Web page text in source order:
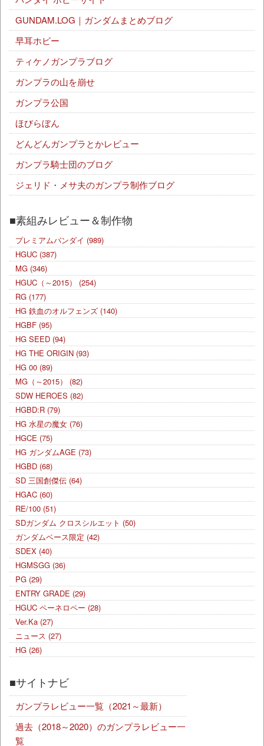
GUNDAM.LOG｜ガンダムまとめブログ
早耳ホビー
ティケノガンプラブログ
ガンプラの山を崩せ
ガンプラ公国
ほびらぼん
どんどんガンプラとかレビュー
ガンプラ騎士団のブログ
ジェリド・メサ夫のガンプラ制作ブログ
■素組みレビュー＆制作物
プレミアムバンダイ (989)
HGUC (387)
MG (346)
HGUC（～2015）
(254)
RG (177)
HG 鉄血のオルフェンズ (140)
HGBF (95)
HG SEED (94)
HG THE ORIGIN (93)
HG 00 (89)
MG（～2015）
(82)
SDW HEROES (82)
HGBD:R (79)
HG 水星の魔女 (76)
HGCE (75)
HG ガンダムAGE (73)
HGBD (68)
SD 三国創傑伝 (64)
HGAC (60)
RE/100 (51)
SDガンダム クロスシルエット (50)
ガンダムベース限定 (42)
SDEX (40)
HGMSGG (36)
PG (29)
ENTRY GRADE (29)
HGUC ペーネロペー (28)
Ver.Ka (27)
ニュース (27)
HG (26)
■サイトナビ
ガンプラレビュー一覧（2021～最新）
過去（2018～2020）のガンプラレビュー一
覧